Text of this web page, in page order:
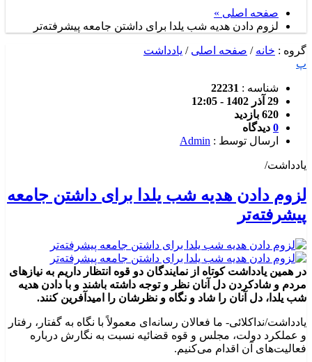
صفحه اصلی »
لزوم دادن هدیه شب یلدا برای داشتن جامعه پیشرفته‌تر
گروه : خانه / صفحه اصلی / یادداشت
پ
شناسه : 22231
29 آذر 1402 - 12:05
620 بازدید
0 دیدگاه
ارسال توسط : Admin
یادداشت/
لزوم دادن هدیه شب یلدا برای داشتن جامعه
پیشرفته‌تر
در همین یادداشت کوتاه از نمایندگان دو قوه انتظار داریم به نیازهای
مردم و شادکردن دل آنان نظر و توجه داشته باشند و با دادن هدیه
شب یلدا، دل آنان را شاد و نگاه و نظرشان را امیدآفرین کنند.
یادداشت/نداکلائی- ما فعالان رسانه‌ای معمولاً با نگاه به گفتار، رفتار
و عملکرد دولت، مجلس و قوه قضائیه نسبت به نگارش درباره
فعالیت‌های آن اقدام می‌کنیم.